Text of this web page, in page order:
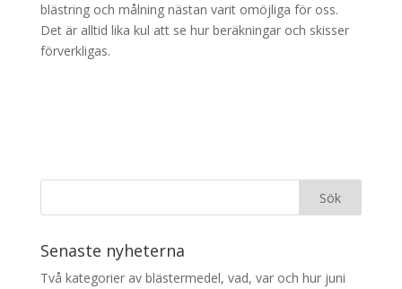
blästring och målning nästan varit omöjliga för oss.
Det är alltid lika kul att se hur beräkningar och skisser
förverkligas.
Senaste nyheterna
Två kategorier av blästermedel, vad, var och hur juni